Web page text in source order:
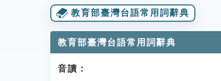
教育部臺灣台語常用詞辭典
教育部臺灣台語常用詞辭典
音讀：